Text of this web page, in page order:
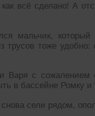
всё сделано! А
мальчик, который
трусов тоже
Варя с сожалением
в бассейне Ромку и
сели рядом,